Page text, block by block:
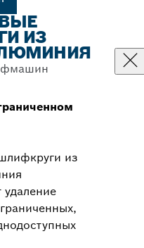
ИЗ
из
удаление